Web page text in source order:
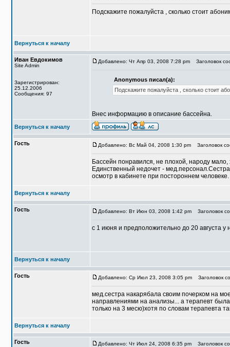
Подскажите пожалуйста , сколько стоит
Вернуться к началу
Иван Евдокимов
Site Admin
Зарегистрирован:
25.12.2006
Сообщения: 97
Добавлено: Чт Апр 03, 2008 7:28 pm Заголовок
Anonymous писал(а):
Подскажите пожалуйста , сколько стоит
Внес информацию в описание бассейна.
Вернуться к началу
Гость Добавлено: Вс Май 04, 2008 1:30 pm Заголовок
Бассейн понравился, не плохой, народу
Единственный недочет -
осмотр в кабинете при постороннем
Вернуться к началу
Гость Добавлено: Вт Июн 03, 2008 1:42 pm Заголовок
с 1 июня и предположительно до 20 августа у
Вернуться к началу
Гость Добавлено: Ср Июл 23, 2008 3:05 pm Заголовок
мед.сестра накарябала своим почерком на
направлениями на анализы... а терапевт была
только на 3 месю)хотя по словам терапевта
Вернуться к началу
Гость Добавлено: Чт Июл 24, 2008 6:35 pm Заголовок